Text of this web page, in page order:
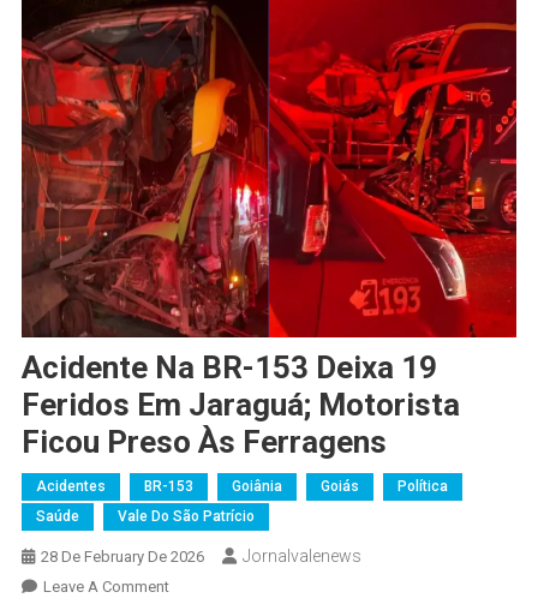
Acidente Na BR-153 Deixa 19
Feridos Em Jaraguá; Motorista
Ficou Preso Às Ferragens
Acidentes BR-153 Goiânia Goiás
Política
Saúde
Vale Do São Patrício
28 De February De 2026 Jornalvalenews
Leave A CommentOn